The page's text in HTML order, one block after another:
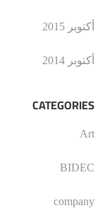
أكتوبر 2015
أكتوبر 2014
CATEGORIES
Art
BIDEC
company